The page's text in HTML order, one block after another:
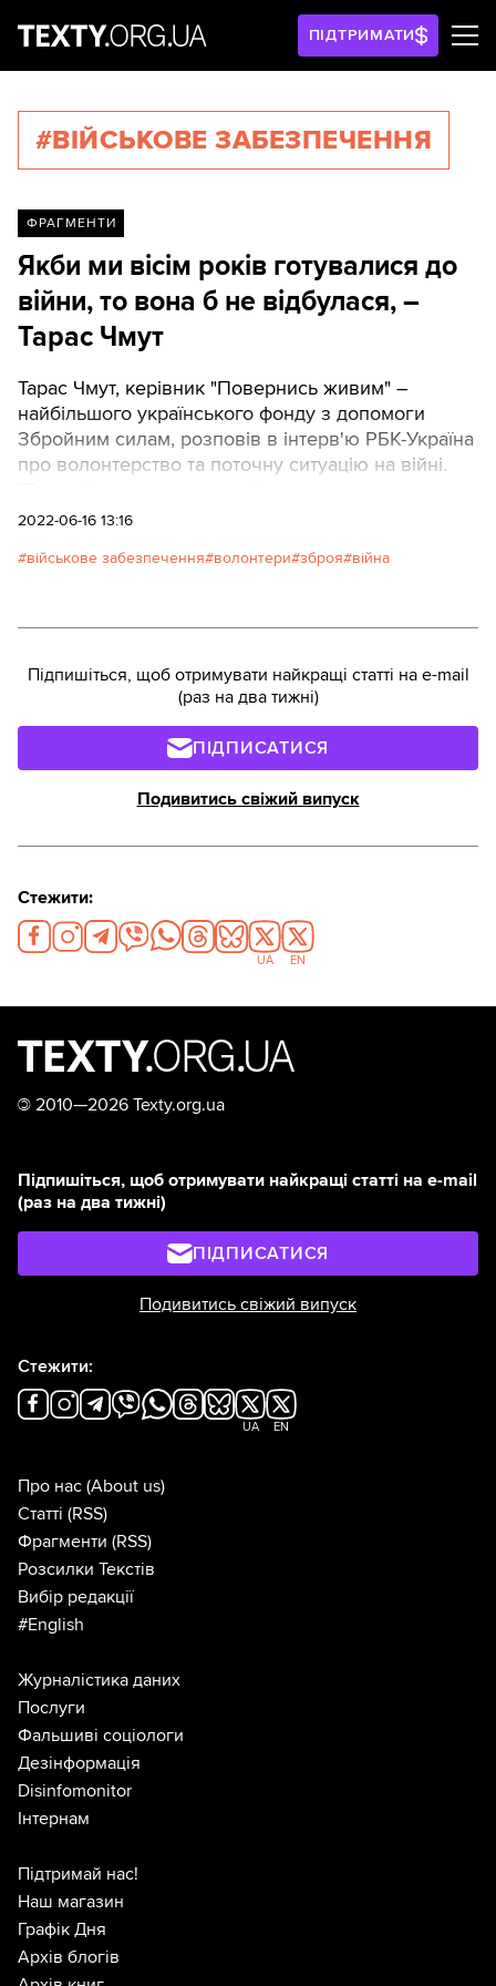
ПІДТРИМАТИ
#ВІЙСЬКОВЕ ЗАБЕЗПЕЧЕННЯ
ФРАГМЕНТИ
Якби ми вісім років готувалися до
війни, то вона б не відбулася, –
Тарас Чмут
Тарас Чмут, керівник "Повернись живим" –
найбільшого українського фонду з допомоги
Збройним силам, розповів в інтерв'ю РБК-Україна
про волонтерство та поточну ситуацію на війні.
2022-06-16 13:16
військове забезпечення волонтери зброя війна
Підпишіться, щоб отримувати найкращі статті на e-mail
(раз на два тижні)
ПІДПИСАТИСЯ
Подивитись свіжий випуск
Стежити:
UA EN
© 2010—2026 Texty.org.ua
Підпишіться, щоб отримувати найкращі статті на e-mail
(раз на два тижні)
ПІДПИСАТИСЯ
Подивитись свіжий випуск
Стежити:
UA EN
Про нас (About us)
Статті (RSS)
Фрагменти (RSS)
Розсилки Текстів
Вибір редакції
#English
Журналістика даних
Послуги
Фальшиві соціологи
Дезінформація
Disinfomonitor
Інтернам
Підтримай нас!
Наш магазин
Графік Дня
Архів блогів